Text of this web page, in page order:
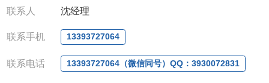
全额退款,并承担所有运费。
QQ:3930072831
联系人: 沈晓东(欢迎致电,或QQ、微信联系)
联系人 沈经理
联系手机 13393727064
联系电话 13393727064（微信同号）QQ：3930072831